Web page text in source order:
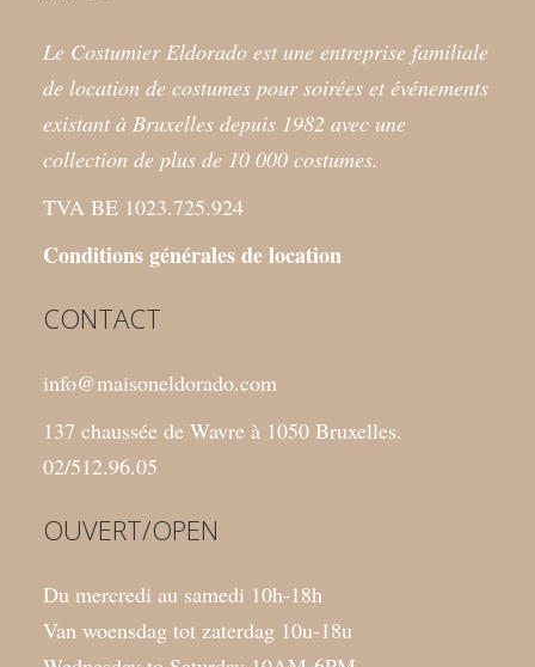
Le Costumier Eldorado est une entreprise familiale
de location de costumes pour soirées et événements
existant à Bruxelles depuis 1982 avec une
collection de plus de 10 000 costumes.
TVA BE 1023.725.924
Conditions générales de location
CONTACT
info@maisoneldorado.com
137 chaussée de Wavre à 1050 Bruxelles.
02/512.96.05
OUVERT/OPEN
Du mercredi au samedi 10h-18h
Van woensdag tot zaterdag 10u-18u